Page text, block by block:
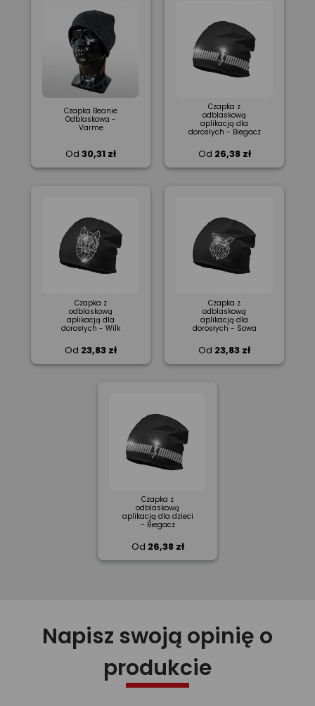
Czapka Beanie
Odblaskowa -
Varme
Od 30,31 zł
Czapka z
odblaskową
aplikacją dla
dorosłych - Biegacz
Od 26,38 zł
Czapka z
odblaskową
aplikacją dla
dorosłych - Wilk
Od 23,83 zł
Czapka z
odblaskową
aplikacją dla
dorosłych - Sowa
Od 23,83 zł
Czapka z
odblaskową
aplikacją dla dzieci
- Biegacz
Od 26,38 zł
Napisz swoją opinię o
produkcie